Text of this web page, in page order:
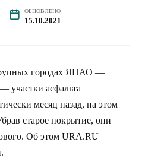
ОБНОВЛЕНО
15.10.2021
городах ЯНАО —
участки асфальта
месяц назад, на этом
старое покрытие, они
Об этом URA.RU